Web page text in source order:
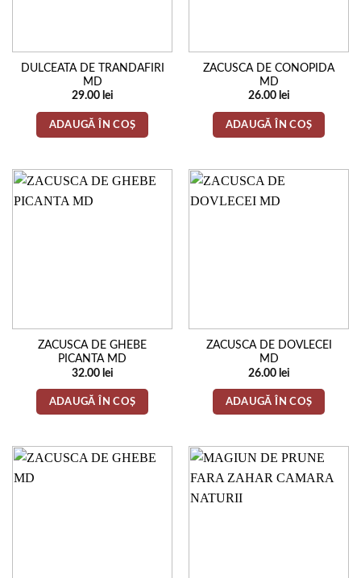
DULCEATA DE TRANDAFIRI
MD
29.00 lei
ADAUGĂ ÎN COȘ
ZACUSCA DE CONOPIDA
MD
26.00 lei
ADAUGĂ ÎN COȘ
ZACUSCA DE GHEBE
PICANTA MD
32.00 lei
ADAUGĂ ÎN COȘ
ZACUSCA DE DOVLECEI
MD
26.00 lei
ADAUGĂ ÎN COȘ